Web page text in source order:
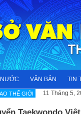
VĂN BẢN TIN
THẾ GIỚI 11 Tháng 5,